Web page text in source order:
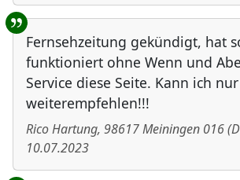
Fernsehzeitung gekündigt, hat
funktioniert ohne Wenn und
Service diese Seite. Kann ich nur
weiterempfehlen!!!
Rico Hartung, 98617Meiningen 016(
10.07.2023